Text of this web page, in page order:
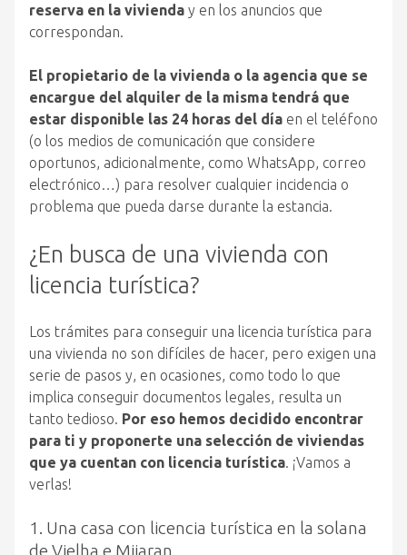
reserva en la vivienda y en los anuncios que
correspondan.
El propietario de la vivienda o la agencia que se
encargue del alquiler de la misma tendrá que
estar disponible las 24 horas del día en el teléfono
(o los medios de comunicación que considere
oportunos, adicionalmente, como WhatsApp, correo
electrónico…) para resolver cualquier incidencia o
problema que pueda darse durante la estancia.
¿En busca de una vivienda con
licencia turística?
Los trámites para conseguir una licencia turística para
una vivienda no son difíciles de hacer, pero exigen una
serie de pasos y, en ocasiones, como todo lo que
implica conseguir documentos legales, resulta un
tanto tedioso. Por eso hemos decidido encontrar
para ti y proponerte una selección de viviendas
que ya cuentan con licencia turística. ¡Vamos a
verlas!
1. Una casa con licencia turística en la solana
de Vielha e Mijaran